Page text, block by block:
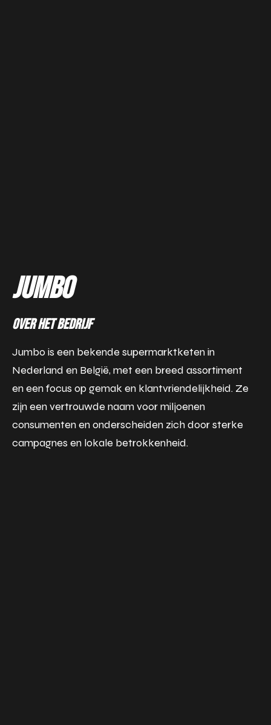
jumbo
over het bedrijf
Jumbo is een bekende supermarktketen in
Nederland en België, met een breed assortiment
en een focus op gemak en klantvriendelijkheid. Ze
zijn een vertrouwde naam voor miljoenen
consumenten en onderscheiden zich door sterke
campagnes en lokale betrokkenheid.